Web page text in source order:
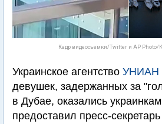
Кадр видеосъемки/Twitter и AP Photo/
Украинское агентство УНИАН
девушек, задержанных за
в Дубае, оказались
предоставил пресс-